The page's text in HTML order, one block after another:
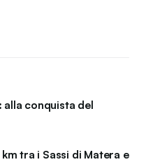
conquista del
tra i Sassi di Matera e